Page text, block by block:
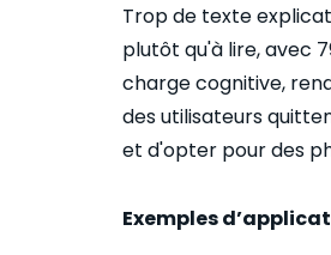
Trop de texte
plutôt qu'à lire, avec
charge cognitive,
des utilisateurs
et d'opter pour des
Exemples